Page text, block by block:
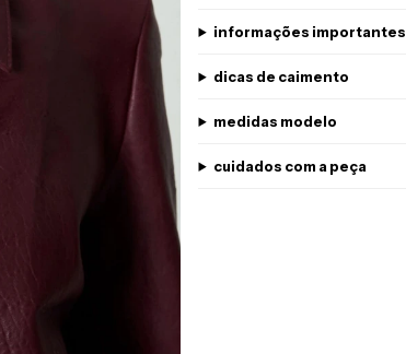
informações importantes
dicas de caimento
medidas modelo
cuidados com a peça